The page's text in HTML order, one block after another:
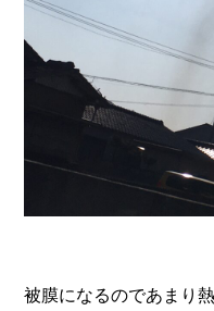
被膜になるのであまり